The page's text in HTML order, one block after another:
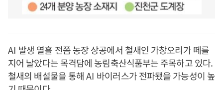
AI 발생 열흘 전쯤 농장 상공에서 철새인 가창오리가 떼를
지어 날았다는 목격담에 농림축산식품부는 주목하고 있다.
철새의 배설물을 통해AI 바이러스가 전파됐을 가능성이 높